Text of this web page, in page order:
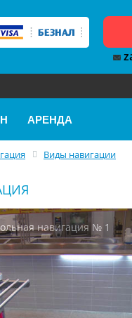
АРЕНДА
Виды навигации
навигация № 1